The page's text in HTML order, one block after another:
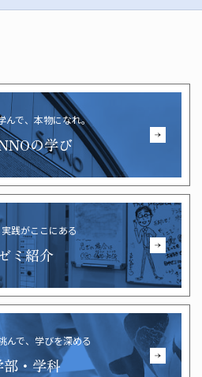
んで、本物になれ。
の学び
践がここにある
ミ紹介
んで、学びを深める
部・学科